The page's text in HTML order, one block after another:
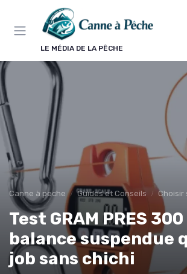
LE MÉDIA DE LA PÊCHE
Canne à peche Guides et Conseils Choisir
Test GRAM PRES
balance suspendue
job sans chichi
Panneau de gestion des cookies